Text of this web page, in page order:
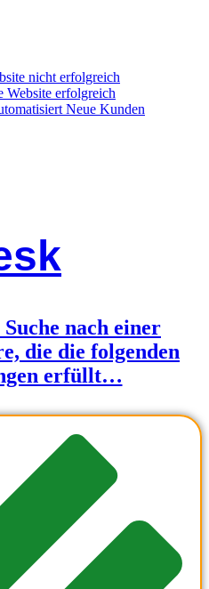
nicht erfolgreich
Website erfolgreich
Neue Kunden
nach einer
die die folgenden
erfüllt…